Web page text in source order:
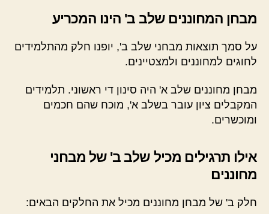
מבחן המחוננים שלב ב' הינו המכריע
על סמך תוצאות מבחני שלב ב', יופנו חלק מהתלמידים
לחוגים למחוננים ולמצטיינים.
מבחן מחוננים שלב א' היה סינון די ראשוני. תלמידים
המקבלים ציון עובר בשלב א', מוכח שהם חכמים
ומוכשרים.
אילו תרגילים מכיל שלב ב' של מבחני
מחוננים
חלק ב' של מבחן מחוננים מכיל את החלקים הבאים: